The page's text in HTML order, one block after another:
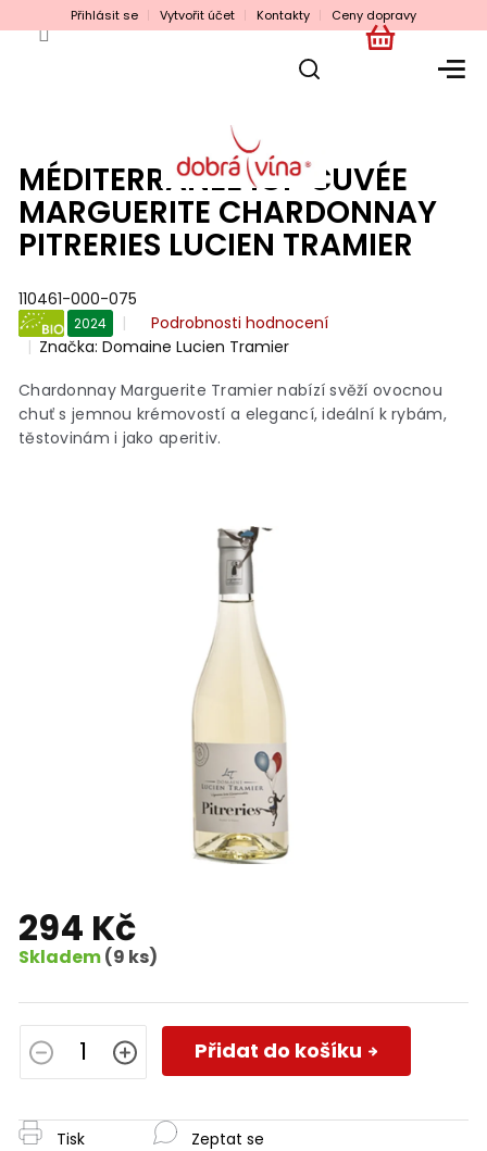
na
Přihlásit se Vytvořit účet Kontakty Ceny dopravy
NÁKUPNÍ
MÉDITERRANÉE IGP CUVÉE
MARGUERITE CHARDONNAY
PITRERIES LUCIEN TRAMIER
110461-000-075
BIO
2024
Průměrné
hodnocení
je
0,0
z
5
Podrobnosti hodnocení
Značka:Domaine Lucien Tramier
Chardonnay Marguerite Tramier nabízí svěží ovocnou
chuť s jemnou krémovostí a elegancí, ideální k rybám,
těstovinám i jako aperitiv.
294 Kč
Skladem(9 ks)
Měrná
cena:
Přidat do košíku
Tisk Zeptat se